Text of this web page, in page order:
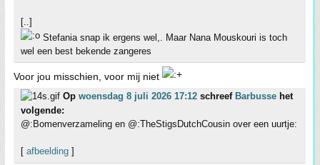
[..]
Stefania snap ik ergens wel,. Maar Nana Mouskouri is toch
wel een best bekende zangeres
Voor jou misschien, voor mij niet
Op woensdag 8 juli 2026 17:12 schreef Barbusse het
volgende:
@:Bomenverzameling en @:TheStigsDutchCousin over een uurtje:
[ afbeelding ]